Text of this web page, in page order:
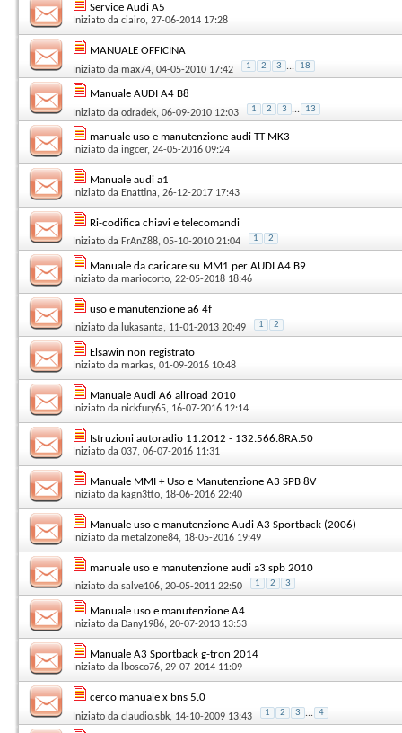
Service Audi A5
Iniziato da ciairo, 27-06-2014 17:28
MANUALE OFFICINA
Iniziato da max74, 04-05-2010 17:42 1 2 3 ... 18
Manuale AUDI A4 B8
Iniziato da odradek, 06-09-2010 12:03 1 2 3 ... 13
manuale uso e manutenzione audi TT MK3
Iniziato da ingcer, 24-05-2016 09:24
Manuale audi a1
Iniziato da Enattina, 26-12-2017 17:43
Ri-codifica chiavi e telecomandi
Iniziato da FrAnZ88, 05-10-2010 21:04 1 2
Manuale da caricare su MM1 per AUDI A4 B9
Iniziato da mariocorto, 22-05-2018 18:46
uso e manutenzione a6 4f
Iniziato da lukasanta, 11-01-2013 20:49 1 2
Elsawin non registrato
Iniziato da markas, 01-09-2016 10:48
Manuale Audi A6 allroad 2010
Iniziato da nickfury65, 16-07-2016 12:14
Istruzioni autoradio 11.2012 - 132.566.8RA.50
Iniziato da 037, 06-07-2016 11:31
Manuale MMI + Uso e Manutenzione A3 SPB 8V
Iniziato da kagn3tto, 18-06-2016 22:40
Manuale uso e manutenzione Audi A3 Sportback (2006)
Iniziato da metalzone84, 18-05-2016 19:49
manuale uso e manutenzione audi a3 spb 2010
Iniziato da salve106, 20-05-2011 22:50 1 2 3
Manuale uso e manutenzione A4
Iniziato da Dany1986, 20-07-2013 13:53
Manuale A3 Sportback g-tron 2014
Iniziato da lbosco76, 29-07-2014 11:09
cerco manuale x bns 5.0
Iniziato da claudio.sbk, 14-10-2009 13:43 1 2 3 ... 4